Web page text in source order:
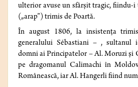
ulterior avuse un sfârșit tragic, fiindu-i
(„arap”) trimis de Poartă.
În august 1806, la insistența
generalului Sébastiani – , sultanul
domni ai Principatelor – Al. Moruzi și
pe dragomanul Calimachi în
Românească, iar Al. Hangerli fiind